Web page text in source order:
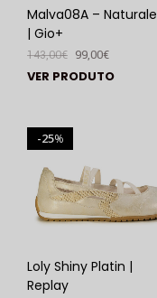
Malva08A – Naturale
| Gio+
143,00€ 99,00€
VER PRODUTO
%
25
Loly Shiny Platin |
Replay